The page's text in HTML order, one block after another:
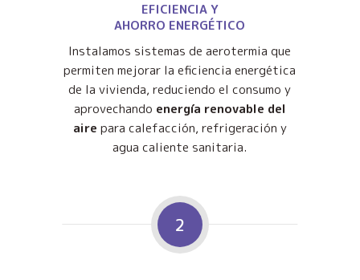
EFICIENCIA Y
AHORRO ENERGÉTICO
Instalamos sistemas de aerotermia que
permiten mejorar la eficiencia energética
de la vivienda, reduciendo el consumo y
aprovechando energía renovable del
aire para calefacción, refrigeración y
agua caliente sanitaria.
2